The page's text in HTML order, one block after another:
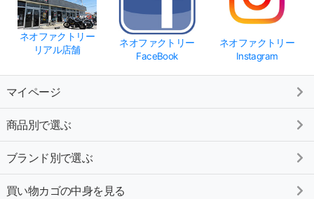
ネオファクトリー
リアル店舗
ネオファクトリー
FaceBook
ネオファクトリー
Instagram
マイページ
商品別で選ぶ
ブランド別で選ぶ
買い物カゴの中身を見る